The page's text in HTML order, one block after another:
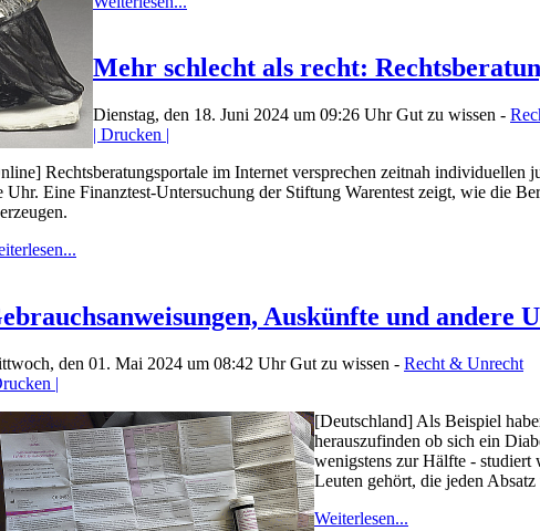
Mehr schlecht als recht:
Dienstag, den 18. Juni 2024 um 09:26 UhrGut zu wissen -
| Drucken |
Rechtsberatungsportale im Internet versprechen zeitnah
Uhr. Eine Finanztest-Untersuchung der Stiftung Warentest zeigt, wie die
Auskünfte und andere
den 01. Mai 2024 um 08:42 UhrGut zu wissen - Recht & Unrecht
|
[Deutschland] Als Beispiel
herauszufinden ob sich ein
wenigstens zur Hälfte - studiert
Leuten gehört, die jeden
Weiterlesen...